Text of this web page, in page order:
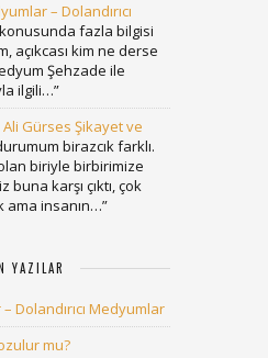
– Dolandırıcı
fazla bilgisi
açıkcası kim ne derse
Şehzade ile
ilgili…”
Gürses Şikayet ve
birazcık farklı.
biriyle birbirimize
buna karşı çıktı, çok
ama insanın…”
YAZILAR
Dolandırıcı Medyumlar
mu?